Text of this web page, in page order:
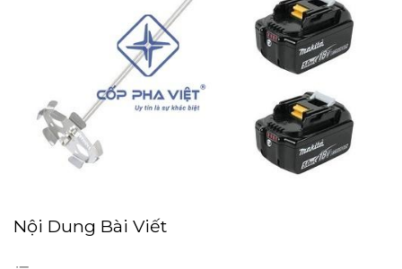
Nội Dung Bài Viết